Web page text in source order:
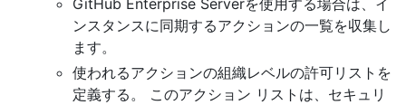
ンスタンスに同期するアクションの一覧を収集し
ます。
使われるアクションの組織レベルの許可リストを
定義する。 このアクション リストは、セキュリ